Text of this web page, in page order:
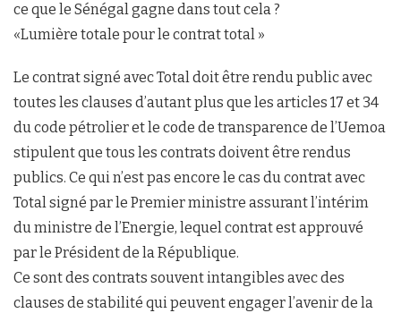
ce que le Sénégal gagne dans tout cela ?
«Lumière totale pour le contrat total »
Le contrat signé avec Total doit être rendu public avec
toutes les clauses d’autant plus que les articles 17 et 34
du code pétrolier et le code de transparence de l’Uemoa
stipulent que tous les contrats doivent être rendus
publics. Ce qui n’est pas encore le cas du contrat avec
Total signé par le Premier ministre assurant l’intérim
du ministre de l’Energie, lequel contrat est approuvé
par le Président de la République.
Ce sont des contrats souvent intangibles avec des
clauses de stabilité qui peuvent engager l’avenir de la